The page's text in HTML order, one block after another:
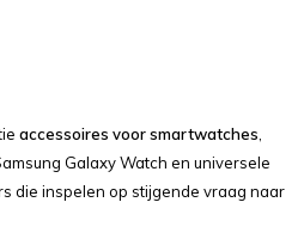
accessoires voor smartwatches
Galaxy Watch en universele
die inspelen op stijgende vraag naar